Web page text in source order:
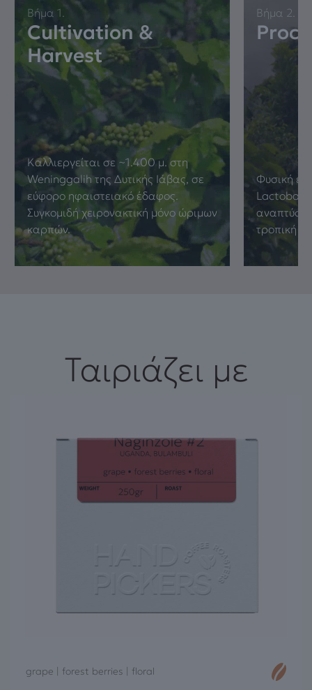
Βήμα 1.
Cultivation &
Harvest
Καλλιεργείται σε ~1.400 μ. στη
Weninggalih της Δυτικής Ιάβας, σε
εύφορο ηφαιστειακό έδαφος.
Συγκομιδή χειρονακτική μόνο ώριμων
καρπών.
Βήμα 2.
Φυσική
τροπική
Ταιριάζει με
grape | forest berries | floral